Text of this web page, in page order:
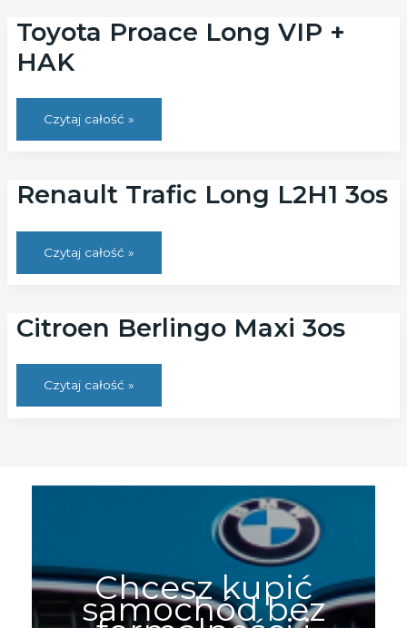
Toyota Proace Long VIP +
HAK
Toyota
Proace
Long
Czytaj całość »
Renault Trafic Long L2H1 3os
Renault
Trafic
Long
Czytaj całość »
Citroen Berlingo Maxi 3os
Citroen
Berlingo
Maxi
Czytaj całość »
Chcesz kupić
samochód bez